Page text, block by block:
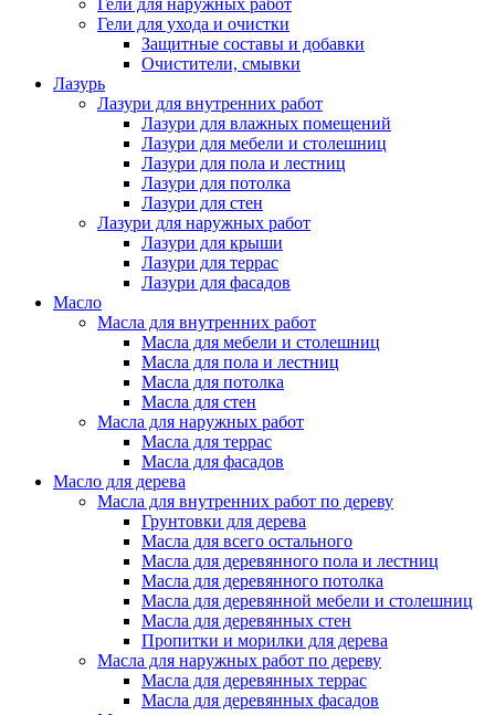
Гели для наружных работ
Гели для ухода и очистки
Защитные составы и добавки
Очистители, смывки
Лазурь
Лазури для внутренних работ
Лазури для влажных помещений
Лазури для мебели и столешниц
Лазури для пола и лестниц
Лазури для потолка
Лазури для стен
Лазури для наружных работ
Лазури для крыши
Лазури для террас
Лазури для фасадов
Масло
Масла для внутренних работ
Масла для мебели и столешниц
Масла для пола и лестниц
Масла для потолка
Масла для стен
Масла для наружных работ
Масла для террас
Масла для фасадов
Масло для дерева
Масла для внутренних работ по дереву
Грунтовки для дерева
Масла для всего остального
Масла для деревянного пола и лестниц
Масла для деревянного потолка
Масла для деревянной мебели и столешниц
Масла для деревянных стен
Пропитки и морилки для дерева
Масла для наружных работ по дереву
Масла для деревянных террас
Масла для деревянных фасадов